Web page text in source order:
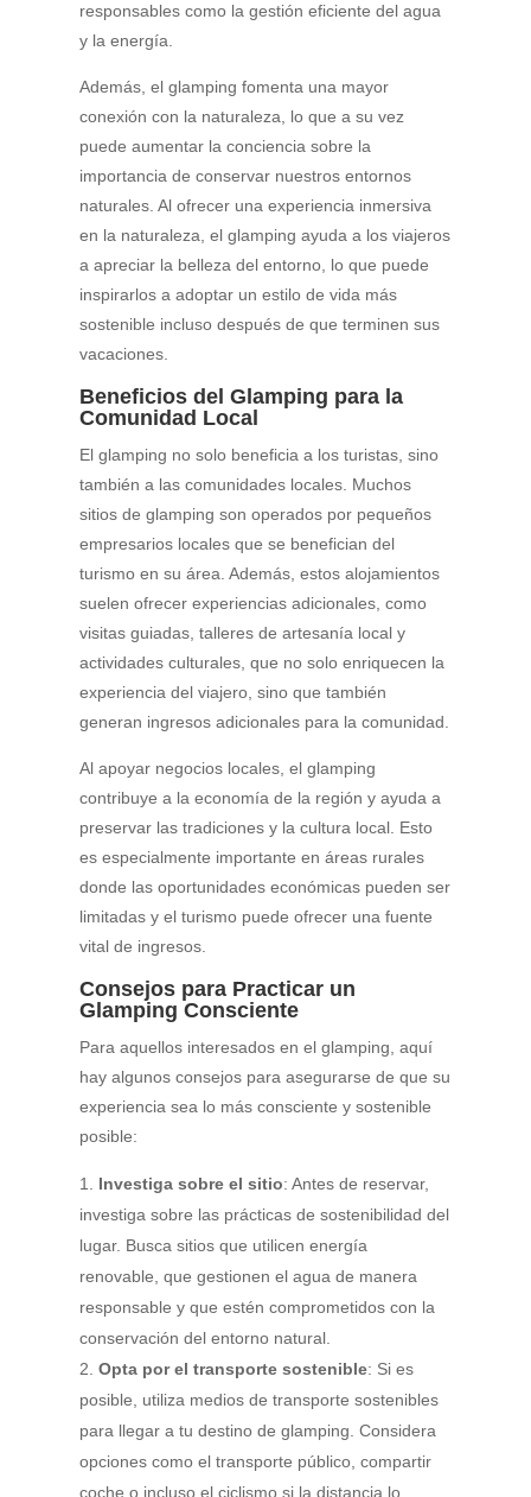
responsables como la gestión eficiente del agua
y la energía.
Además, el glamping fomenta una mayor
conexión con la naturaleza, lo que a su vez
puede aumentar la conciencia sobre la
importancia de conservar nuestros entornos
naturales. Al ofrecer una experiencia inmersiva
en la naturaleza, el glamping ayuda a los viajeros
a apreciar la belleza del entorno, lo que puede
inspirarlos a adoptar un estilo de vida más
sostenible incluso después de que terminen sus
vacaciones.
Beneficios del Glamping para la
Comunidad Local
El glamping no solo beneficia a los turistas, sino
también a las comunidades locales. Muchos
sitios de glamping son operados por pequeños
empresarios locales que se benefician del
turismo en su área. Además, estos alojamientos
suelen ofrecer experiencias adicionales, como
visitas guiadas, talleres de artesanía local y
actividades culturales, que no solo enriquecen la
experiencia del viajero, sino que también
generan ingresos adicionales para la comunidad.
Al apoyar negocios locales, el glamping
contribuye a la economía de la región y ayuda a
preservar las tradiciones y la cultura local. Esto
es especialmente importante en áreas rurales
donde las oportunidades económicas pueden ser
limitadas y el turismo puede ofrecer una fuente
vital de ingresos.
Consejos para Practicar un
Glamping Consciente
Para aquellos interesados en el glamping, aquí
hay algunos consejos para asegurarse de que su
experiencia sea lo más consciente y sostenible
posible:
Investiga sobre el sitio: Antes de reservar,
investiga sobre las prácticas de sostenibilidad del
lugar. Busca sitios que utilicen energía
renovable, que gestionen el agua de manera
responsable y que estén comprometidos con la
conservación del entorno natural.
Opta por el transporte sostenible: Si es
posible, utiliza medios de transporte sostenibles
para llegar a tu destino de glamping. Considera
opciones como el transporte público, compartir
coche o incluso el ciclismo si la distancia lo